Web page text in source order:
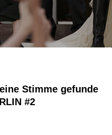
Stimme gefunde
#2